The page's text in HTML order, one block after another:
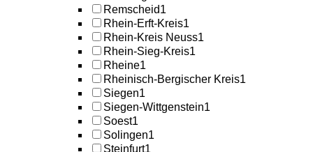
Remscheid1
Rhein-Erft-Kreis1
Rhein-Kreis Neuss1
Rhein-Sieg-Kreis1
Rheine1
Rheinisch-Bergischer Kreis1
Siegen1
Siegen-Wittgenstein1
Soest1
Solingen1
Steinfurt1